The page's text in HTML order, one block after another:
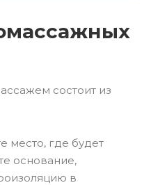
состоит из
место, где будет
основание,
в